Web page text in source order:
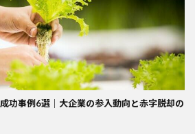
功事例6選｜大企業の参入動向と赤字脱却の